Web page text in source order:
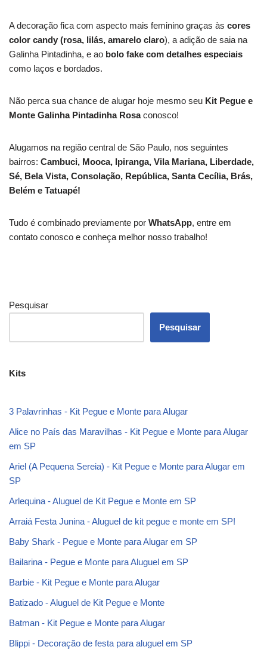
A decoração fica com aspecto mais feminino graças às cores
color candy (rosa, lilás, amarelo claro), a adição de saia na
Galinha Pintadinha, e ao bolo fake com detalhes especiais
como laços e bordados.
Não perca sua chance de alugar hoje mesmo seu Kit Pegue e
Monte Galinha Pintadinha Rosaconosco!
Alugamos na região central de São Paulo, nos seguintes
bairros: Cambuci, Mooca, Ipiranga, Vila Mariana, Liberdade,
Sé, Bela Vista, Consolação, República, Santa Cecília, Brás,
Belém e Tatuapé!
Tudo é combinado previamente por WhatsApp, entre em
contato conosco e conheça melhor nosso trabalho!
Pesquisar
Pesquisar
Kits
3 Palavrinhas - Kit Pegue e Monte para Alugar
Alice no País das Maravilhas - Kit Pegue e Monte para Alugar
em SP
Ariel (A Pequena Sereia) - Kit Pegue e Monte para Alugar em
SP
Arlequina - Aluguel de Kit Pegue e Monte em SP
Arraiá Festa Junina - Aluguel de kit pegue e monte em SP!
Baby Shark - Pegue e Monte para Alugar em SP
Bailarina - Pegue e Monte para Aluguel em SP
Barbie - Kit Pegue e Monte para Alugar
Batizado - Aluguel de Kit Pegue e Monte
Batman - Kit Pegue e Monte para Alugar
Blippi - Decoração de festa para aluguel em SP